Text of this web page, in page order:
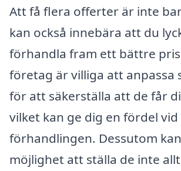
Att få flera offerter är inte
kan också innebära att du
förhandla fram ett bättre
företag är villiga att anpassa
för att säkerställa att de får
vilket kan ge dig en fördel vid
förhandlingen. Dessutom
möjlighet att ställa de inte